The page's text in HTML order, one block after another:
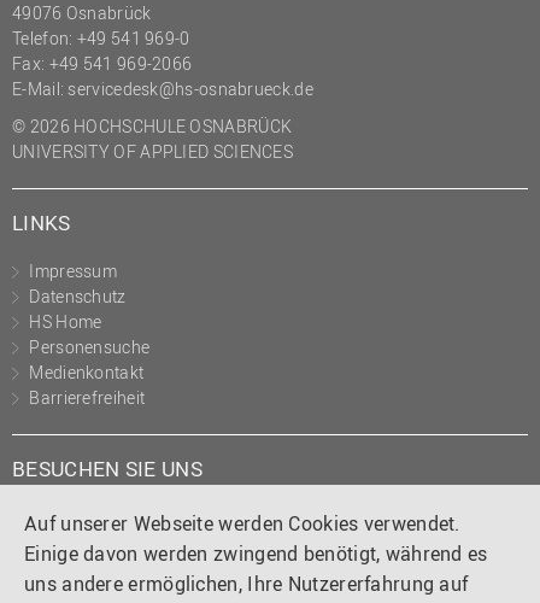
Auf unserer Webseite werden Cookies verwendet.
Einige davon werden zwingend benötigt, während es
uns andere ermöglichen, Ihre Nutzererfahrung auf
Projekte des Präsidiums
Projektmanagement Office
(PMO)
Prozessmanagement
Recht
Studium und Lehre
Transfer- und
Innovationsmanagement
49076 Osnabrück
Telefon: +49 541 969-0
Fax: +49 541 969-2066
E-Mail: servicedesk@hs-osnabrueck.de
© 2026 HOCHSCHULE OSNABRÜCK
UNIVERSITY OF APPLIED SCIENCES
LINKS
Impressum
Datenschutz
HS Home
Personensuche
Medienkontakt
Barrierefreiheit
BESUCHEN SIE UNS
Instagram
TiktokLinkedIn
YouTube
Facebook